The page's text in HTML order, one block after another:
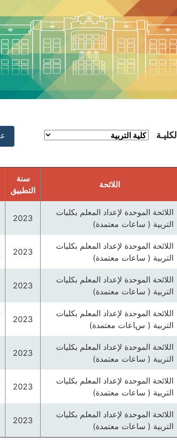
الكليـة
اللائحة
سنة
التطبيق
اللائحة الموحدة لإعداد المعلم بكليات
التربية ( ساعات معتمدة)
2023
اللائحة الموحدة لإعداد المعلم بكليات
التربية ( ساعات معتمدة)
2023
اللائحة الموحدة لإعداد المعلم بكليات
التربية ( ساعات معتمدة)
2023
اللائحة الموحدة لإعداد المعلم بكليات
التربية ( ساعات معتمدة)
2023
اللائحة الموحدة لإعداد المعلم بكليات
التربية ( ساعات معتمدة)
2023
اللائحة الموحدة لإعداد المعلم بكليات
التربية ( ساعات معتمدة)
2023
اللائحة الموحدة لإعداد المعلم بكليات
التربية ( ساعات معتمدة)
2023